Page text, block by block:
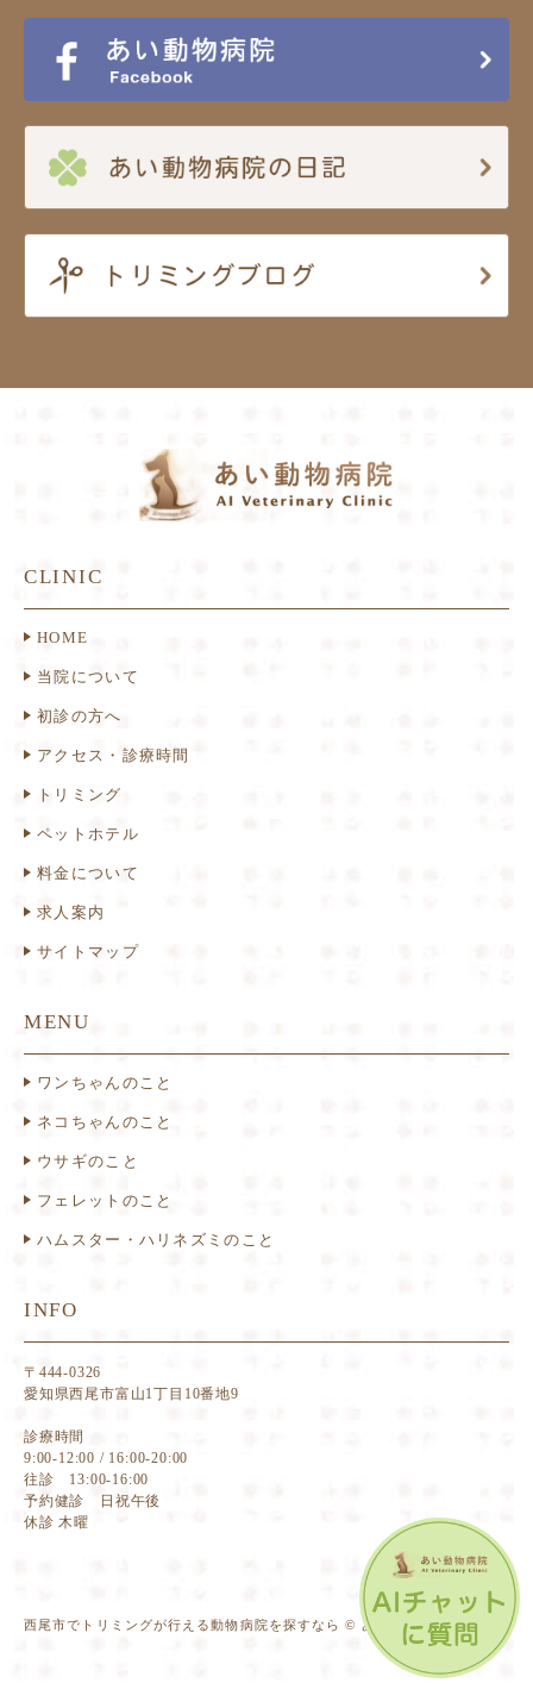
CLINIC
HOME
当院について
初診の方へ
アクセス・診療時間
トリミング
ペットホテル
料金について
求人案内
サイトマップ
MENU
ワンちゃんのこと
ネコちゃんのこと
ウサギのこと
フェレットのこと
ハムスター・ハリネズミのこと
INFO
〒444-0326
愛知県西尾市富山1丁目10番地9
診療時間
9:00-12:00 / 16:00-20:00
往診 13:00-16:00
予約健診 日祝午後
休診 木曜
西尾市でトリミングが行える動物病院を探すなら © あい動物病院